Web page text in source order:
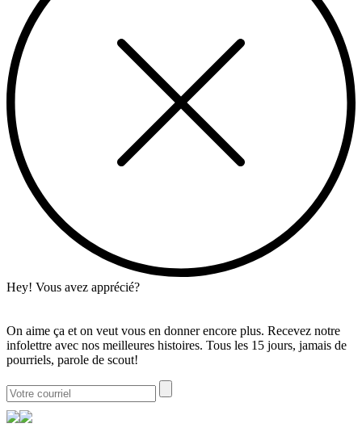
Hey! Vous avez apprécié?
On aime ça et on veut vous en donner encore plus. Recevez notre
infolettre avec nos meilleures histoires. Tous les 15 jours, jamais de
pourriels, parole de scout!